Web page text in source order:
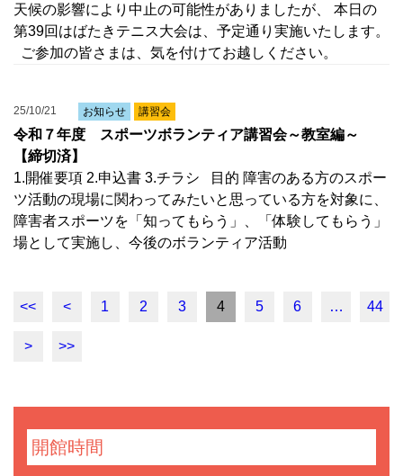
天候の影響により中止の可能性がありましたが、 本日の
第39回はばたきテニス大会は、予定通り実施いたします。
ご参加の皆さまは、気を付けてお越しください。
25/10/21 お知らせ 講習会
令和７年度 スポーツボランティア講習会～教室編～
【締切済】
1.開催要項 2.申込書 3.チラシ 目的 障害のある方のスポー
ツ活動の現場に関わってみたいと思っている方を対象に、
障害者スポーツを「知ってもらう」、「体験してもらう」
場として実施し、今後のボランティア活動
<< < 1 2 3 4 5 6 … 44
> >>
開館時間